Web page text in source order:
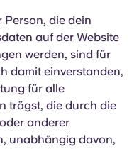
Person, die dein
auf der Website
werden, sind für
damit einverstanden,
für alle
trägst, die durch die
anderer
unabhängig davon,